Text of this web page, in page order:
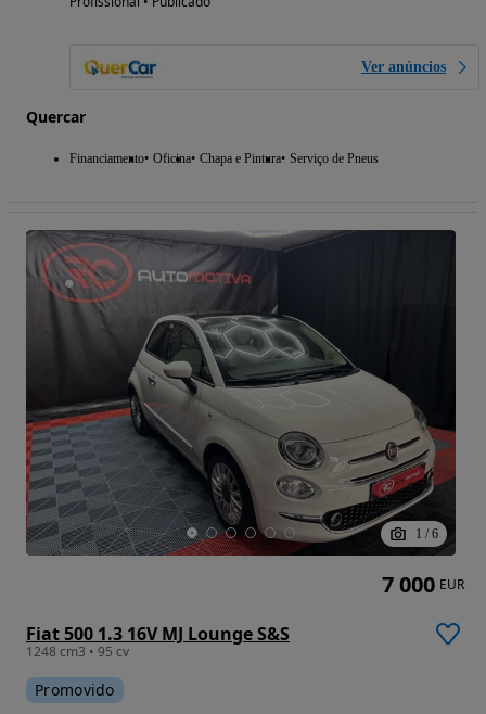
Ver anúncios
Quercar
Financiamento Oficina Chapa e Pintura Serviço de Pneus
1 / 6
Fiat 500 1.3 16V MJ Lounge S&S
1248 cm3 • 95 cv
Promovido
7 000 EUR